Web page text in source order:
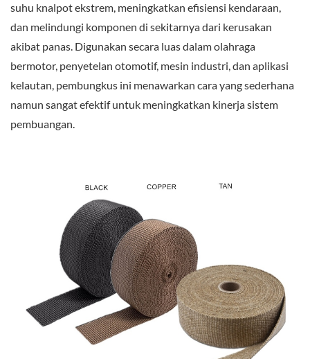
suhu knalpot ekstrem, meningkatkan efisiensi kendaraan,
dan melindungi komponen di sekitarnya dari kerusakan
akibat panas. Digunakan secara luas dalam olahraga
bermotor, penyetelan otomotif, mesin industri, dan aplikasi
kelautan, pembungkus ini menawarkan cara yang sederhana
namun sangat efektif untuk meningkatkan kinerja sistem
pembuangan.